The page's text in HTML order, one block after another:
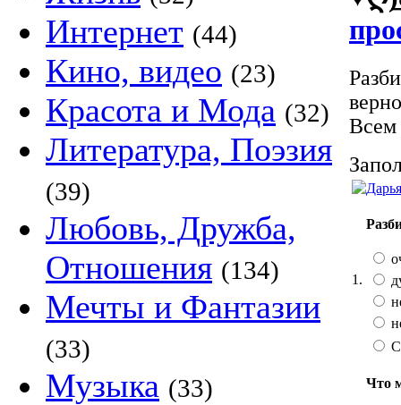
Интернет (44)
Кино, видео (23)
Красота и Мода (32)
Литература, Поэзия
(39)
Любовь, Дружба,
Отношения (134)
Мечты и Фантазии
(33)
Музыка (33)
Всем
1.
Что